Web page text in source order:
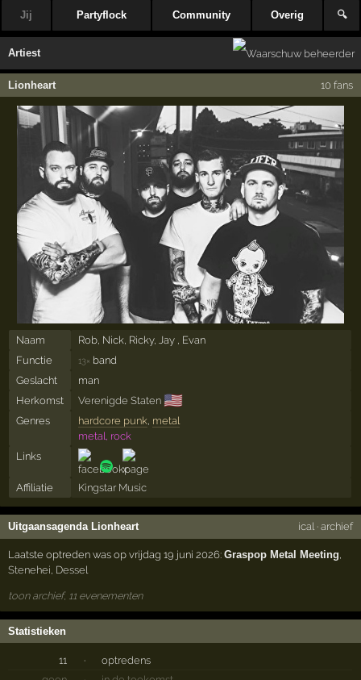
Jij Partyflock Community Overig 🔍
Artiest
Lionheart 10 fans
Naam
Rob, Nick, Ricky, Jay , Evan
Functie
13× band
Geslacht
man
Herkomst
Verenigde Staten 🇺🇸
Genres hardcore punk, metal
metal, rock
Links
Affiliatie Kingstar Music
Uitgaansagenda Lionheart ical· archief
Laatste optreden was op vrijdag 19 juni 2026:Graspop Metal Meeting
Stenehei Dessel
toon archief, 11 evenementen
Statistieken
11 ·
optredens